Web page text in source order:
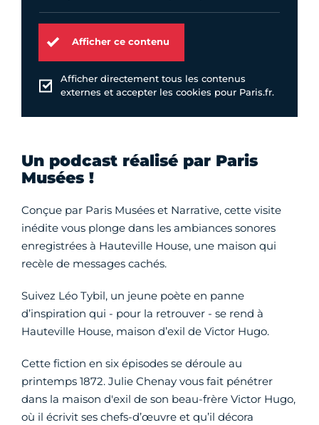
Afficher ce contenu
Afficher directement tous les contenus
externes et accepter les cookies pour Paris.fr.
Un podcast réalisé par Paris
Musées !
Conçue par Paris Musées et Narrative, cette visite
inédite vous plonge dans les ambiances sonores
enregistrées à Hauteville House, une maison qui
recèle de messages cachés.
Suivez Léo Tybil, un jeune poète en panne
d’inspiration qui - pour la retrouver - se rend à
Hauteville House, maison d’exil de Victor Hugo.
Cette fiction en six épisodes se déroule au
printemps 1872. Julie Chenay vous fait pénétrer
dans la maison d'exil de son beau-frère Victor Hugo,
où il écrivit ses chefs-d’œuvre et qu’il décora